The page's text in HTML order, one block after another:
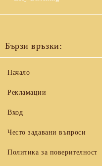
Бързи връзки:
Начало
Рекламации
Вход
Често задавани въпроси
Политика за поверителност